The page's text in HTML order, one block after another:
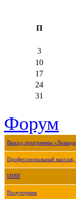
П
3
10
17
24
31
Форум
Выход программы «Лошади
Профессиональный массаж,
ЦМИ
Полуторник